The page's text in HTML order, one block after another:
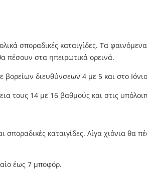
σποραδικές καταιγίδες. Τα
πέσουν στα ηπειρωτικά ορεινά.
διευθύνσεων 4 με 5 και στο
τους 14 με 16 βαθμούς και στις
καταιγίδες. Λίγα χιόνια θα
έως 7 μποφόρ.